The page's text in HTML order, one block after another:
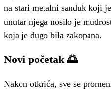
na stari metalni sanduk koji
unutar njega nosilo je
koja je dugo bila zakopana.
Novi početak 🌅
Nakon otkrića, sve se